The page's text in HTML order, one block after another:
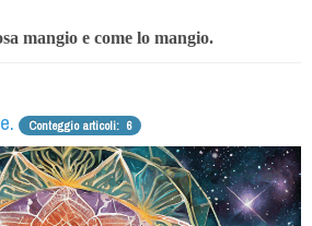
mangio e come lo mangio.
Conteggio articoli: 6